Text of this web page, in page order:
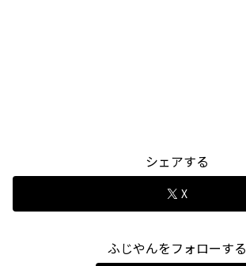
シェアする
X
ふじやんをフォローする